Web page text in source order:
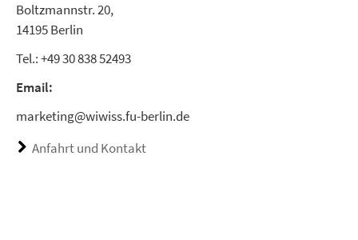
Boltzmannstr. 20,
14195 Berlin
Tel.: +49 30 838 52493
Email:
marketing@wiwiss.fu-berlin.de
Anfahrt und Kontakt